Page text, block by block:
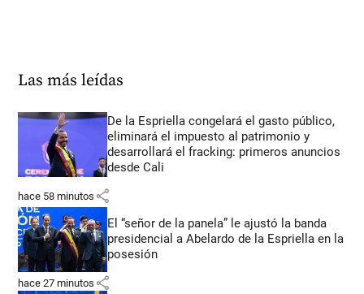
Las más leídas
De la Espriella congelará el gasto público,
eliminará el impuesto al patrimonio y
desarrollará el fracking: primeros anuncios
desde Cali
hace 58 minutos share
El “señor de la panela” le ajustó la banda
presidencial a Abelardo de la Espriella en la
posesión
hace 27 minutos share